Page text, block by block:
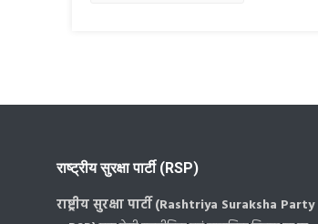
राष्ट्रीय सुरक्षा पार्टी (RSP)
राष्ट्रीय सुरक्षा पार्टी (Rashtriya Suraksha Party